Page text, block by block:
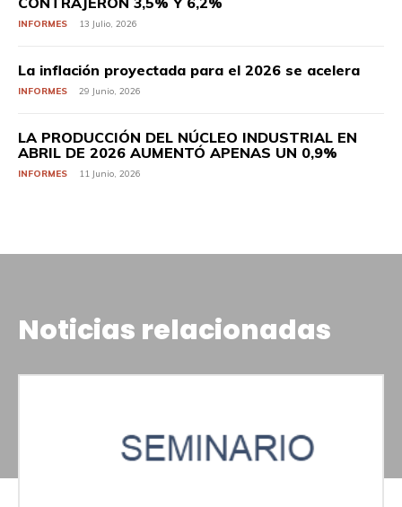
INFORMES 13 Julio, 2026
La inflación proyectada para el 2026 se acelera
INFORMES 29 Junio, 2026
LA PRODUCCIÓN DEL NÚCLEO INDUSTRIAL EN
ABRIL DE 2026 AUMENTÓ APENAS UN 0,9%
INFORMES 11 Junio, 2026
Noticias relacionadas